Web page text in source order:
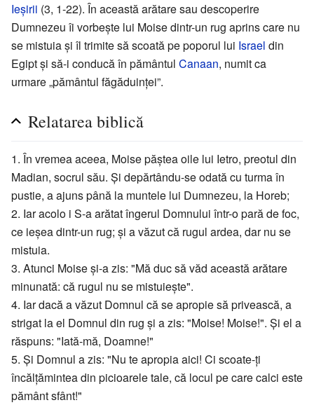
Ieșirii (3, 1-22). În această arătare sau descoperire
Dumnezeu îi vorbește lui Moise dintr-un rug aprins care nu
se mistuia și îl trimite să scoată pe poporul lui Israel din
Egipt și să-i conducă în pământul Canaan, numit ca
urmare „pământul făgăduinței”.
Relatarea biblică
1. În vremea aceea, Moise păștea oile lui Ietro, preotul din
Madian, socrul său. Și depărtându-se odată cu turma în
pustie, a ajuns până la muntele lui Dumnezeu, la Horeb;
2. Iar acolo i S-a arătat îngerul Domnului într-o pară de foc,
ce ieșea dintr-un rug; și a văzut că rugul ardea, dar nu se
mistuia.
3. Atunci Moise și-a zis: "Mă duc să văd această arătare
minunată: că rugul nu se mistuiește".
4. Iar dacă a văzut Domnul că se apropie să privească, a
strigat la el Domnul din rug și a zis: "Moise! Moise!". Și el a
răspuns: "Iată-mă, Doamne!"
5. Și Domnul a zis: "Nu te apropia aici! Ci scoate-ți
încălțămintea din picioarele tale, că locul pe care calci este
pământ sfânt!"